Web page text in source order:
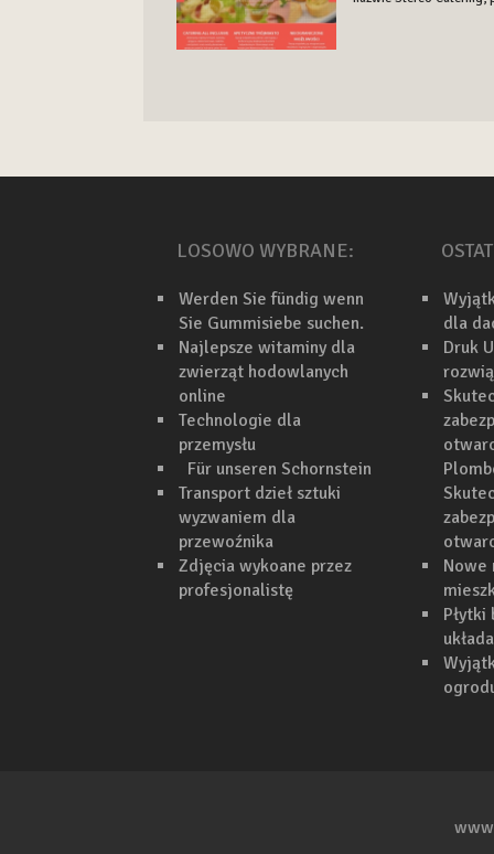
LOSOWO WYBRANE:
Werden Sie fündig wenn
Sie Gummisiebe suchen.
Najlepsze witaminy dla
zwierząt hodowlanych
online
Technologie dla
przemysłu
Für unseren Schornstein
Transport dzieł sztuki
wyzwaniem dla
przewoźnika
Zdjęcia wykoane przez
profesjonalistę
dla
Druk
Nowe